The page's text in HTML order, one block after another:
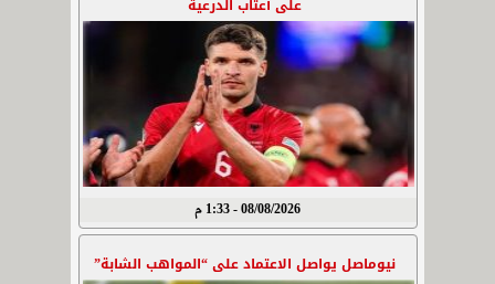
على أعتاب الدرعية
08/08/2026 - 1:33 م
نيوماصل يواصل الاعتماد على “المواهب الشابة”